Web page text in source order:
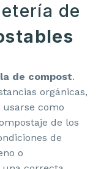
de
de compost.
orgánicas,
como
de los
de
o